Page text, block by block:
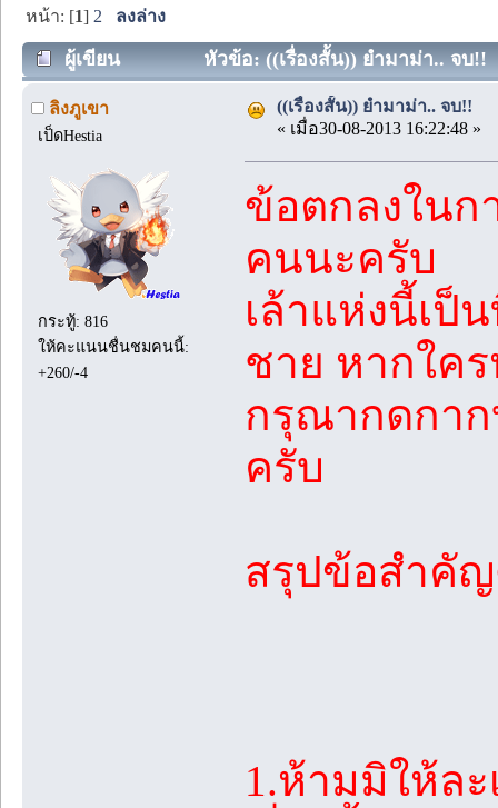
หน้า: [1] 2 ลงล่าง
ผู้เขียน หัวข้อ: ((เรื่องสั้น)) ยำมาม่า.. จบ!!
ลิงภูเขา
เป็ดHestia
กระทู้: 816
ให้คะแนนชื่นชมคนนี้:
+260/-4
((เรื่องสั้น)) ยำมาม่า.. จบ!!
« เมื่อ30-08-2013 16:22:48 »
ข้อตกลงในก
คนนะครับ
เล้าแห่งนี้เป็
ชาย หากใค
กรุณากดกา
ครับ
สรุปข้อสำคั
1.ห้ามมิให้ล